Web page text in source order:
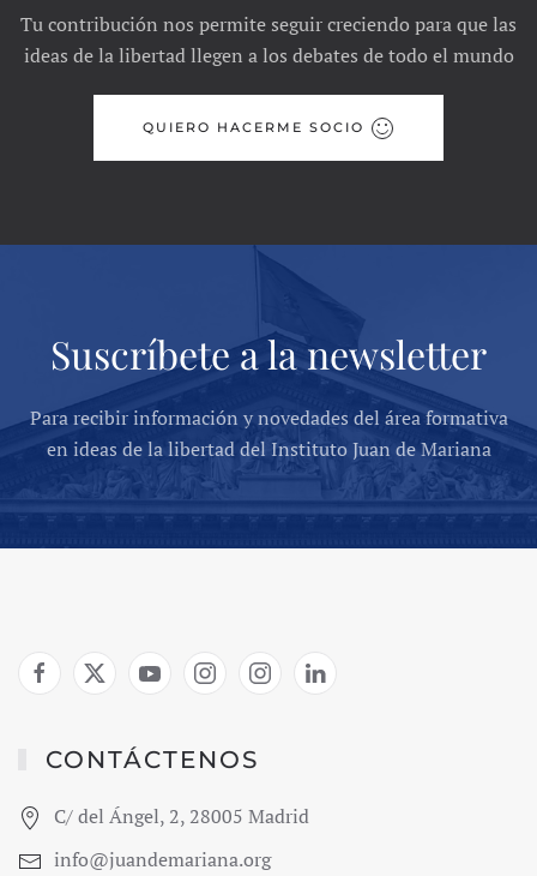
Tu contribución nos permite seguir creciendo para que las
ideas de la libertad llegen a los debates de todo el mundo
QUIERO HACERME SOCIO
Suscríbete a la newsletter
Para recibir información y novedades del área formativa
en ideas de la libertad del Instituto Juan de Mariana
CONTÁCTENOS
C/ del Ángel, 2, 28005 Madrid
info@juandemariana.org